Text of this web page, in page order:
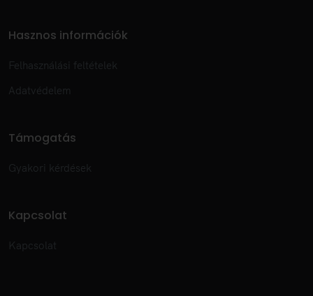
Hasznos információk
Felhasználási feltételek
Adatvédelem
Támogatás
Gyakori kérdések
Kapcsolat
Kapcsolat